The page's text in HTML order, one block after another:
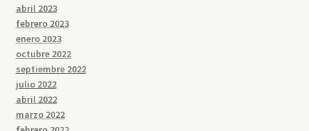
abril 2023
febrero 2023
enero 2023
octubre 2022
septiembre 2022
julio 2022
abril 2022
marzo 2022